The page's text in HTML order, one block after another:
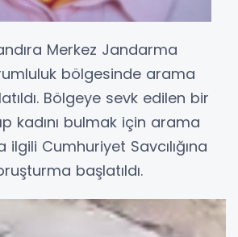
Merkez Jandarma
bölgesinde arama
Bölgeye sevk edilen bir
kadını bulmak için arama
ilgili Cumhuriyet Savcılığına
başlatıldı.